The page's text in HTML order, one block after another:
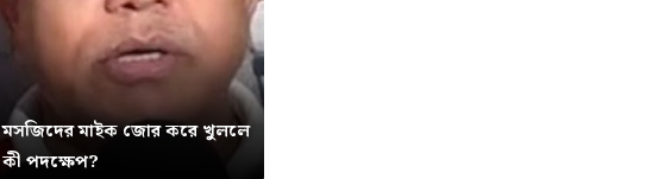
মসজিদের মাইক জোর করে খুললে
কী পদক্ষেপ?